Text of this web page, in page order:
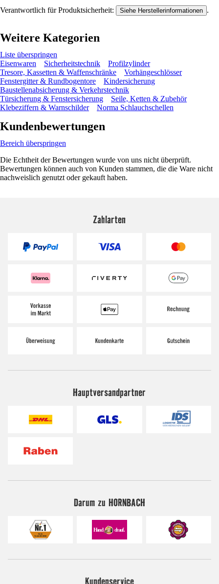
Verantwortlich für Produktsicherheit: Siehe Herstellerinformationen .
Weitere Kategorien
Liste überspringen
Eisenwaren
Sicherheitstechnik
Profilzylinder
Tresore, Kassetten & Waffenschränke
Vorhängeschlösser
Fenstergitter & Rundbogentore
Kindersicherung
Baustellenabsicherung & Verkehrstechnik
Türsicherung & Fenstersicherung
Seile, Ketten & Zubehör
Klebeziffern & Warnschilder
Norma Schlauchschellen
Kundenbewertungen
Bereich überspringen
Die Echtheit der Bewertungen wurde von uns nicht überprüft.
Bewertungen können auch von Kunden stammen, die die Ware nicht
nachweislich genutzt oder gekauft haben.
Zahlarten
Hauptversandpartner
Darum zu HORNBACH
Kundenservice